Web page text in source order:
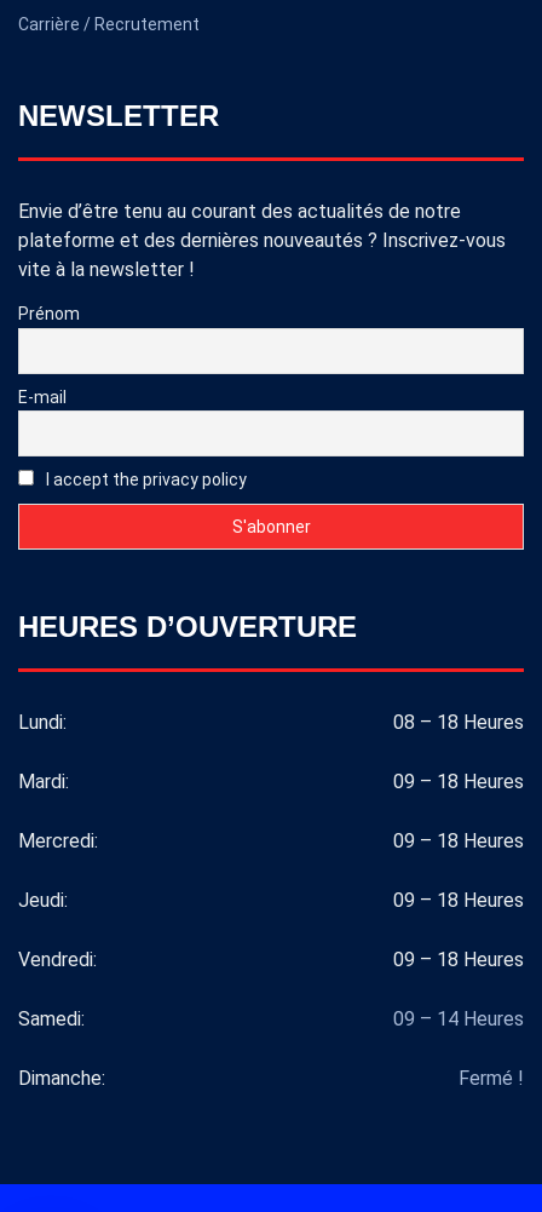
Carrière / Recrutement
NEWSLETTER
Envie d’être tenu au courant des actualités de notre
plateforme et des dernières nouveautés ? Inscrivez-vous
vite à la newsletter !
Prénom
E-mail
I accept the privacy policy
HEURES D’OUVERTURE
Lundi: 08 – 18 Heures
Mardi: 09 – 18 Heures
Mercredi: 09 – 18 Heures
Jeudi: 09 – 18 Heures
Vendredi: 09 – 18 Heures
Samedi: 09 – 14 Heures
Dimanche: Fermé !